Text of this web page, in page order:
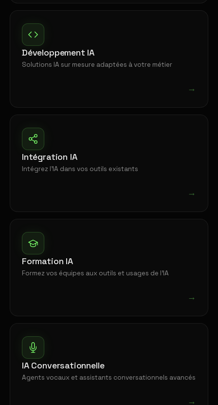
Développement IA
Solutions IA sur mesure adaptées à votre métier
→
Intégration IA
Intégrez l'IA dans vos outils existants
→
Formation IA
Formez vos équipes aux outils et usages de l'IA
→
IA Conversationnelle
Agents vocaux et assistants conversationnels avancés
→